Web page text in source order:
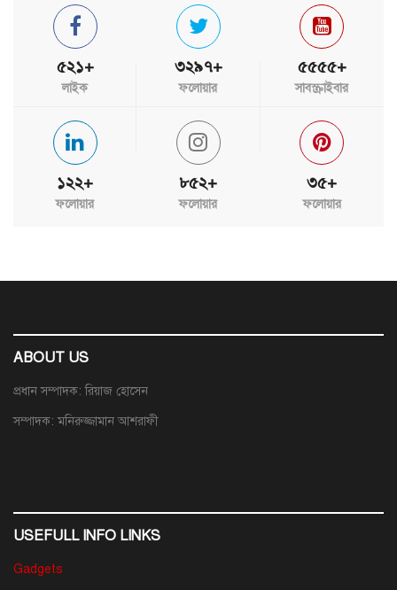
৫২১+
লাইক
৩২৯৭+
ফলোয়ার
৫৫৫৫+
সাবস্ক্রাইবার
১২২+
ফলোয়ার
৮৫২+
ফলোয়ার
৩৫+
ফলোয়ার
ABOUT US
প্রধান সম্পাদক: রিয়াজ হোসেন
সম্পাদক: মনিরুজ্জামান আশরাফী
USEFULL INFO LINKS
Gadgets